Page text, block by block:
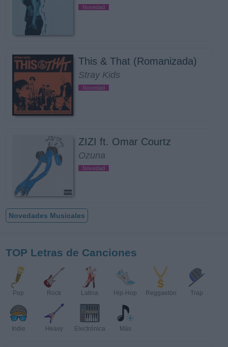
Novedad
This & That (Romanizada)
Stray Kids
Novedad
ZIZI ft. Omar Courtz
Ozuna
Novedad
Novedades Musicales
TOP Letras de Canciones
Pop Rock Latina Hip-Hop Reggaetón Trap
Indie Heavy Electrónica Más